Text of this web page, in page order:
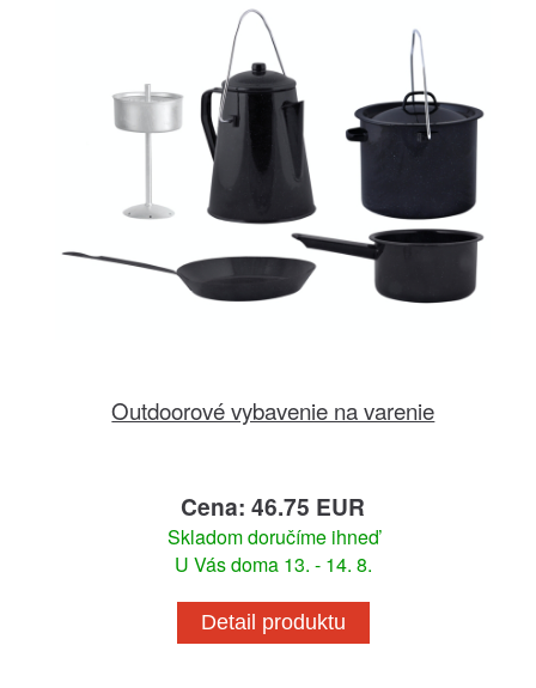
Outdoorové vybavenie na varenie
Cena: 46.75 EUR
Skladom doručíme ihneď
U Vás doma 13. - 14. 8.
Detail produktu